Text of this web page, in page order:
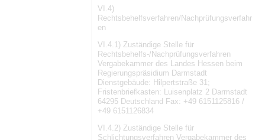
VI.4)
Rechtsbehelfsverfahren/Nachprüfungsverfahr
en
VI.4.1) Zuständige Stelle für
Rechtsbehelfs-/Nachprüfungsverfahren
Vergabekammer des Landes Hessen beim
Regierungspräsidium Darmstadt
Dienstgebäude: Hilpertstraße 31;
Fristenbriefkasten: Luisenplatz 2 Darmstadt
64295 Deutschland Fax: +49 6151125816 /
+49 6151126834
VI.4.2) Zuständige Stelle für
Schlichtungsverfahren Vergabekammer des